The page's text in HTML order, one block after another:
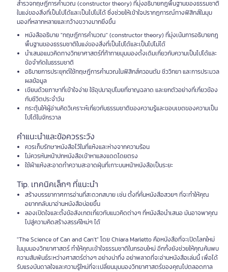
สำรวจทฤษฎีการคำนวณ (constructor theory) ที่มุ่งอธิบายกฎพื้นฐานของธรรมชาติ
ในแง่ของสิ่งที่เป็นไปได้และเป็นไปไม่ได้ ซึ่งช่วยให้เข้าใจปรากฏการณ์ทางฟิสิกส์ในมุม
มองที่หลากหลายและกว้างขวางมากยิ่งขึ้น
หนังสืออธิบาย "ทฤษฎีการคำนวณ" (constructor theory) ที่มุ่งเน้นการอธิบายกฎ
พื้นฐานของธรรมชาติในแง่ของสิ่งที่เป็นไปได้และเป็นไปไม่ได้
นำเสนอแนวคิดทางวิทยาศาสตร์ที่ท้าทายมุมมองดั้งเดิมเกี่ยวกับความเป็นไปได้และ
ข้อจำกัดในธรรมชาติ
อธิบายการประยุกต์ใช้ทฤษฎีการคำนวณในฟิสิกส์ควอนตัม ชีววิทยา และการประมวล
ผลข้อมูล
เขียนด้วยภาษาที่เข้าใจง่าย ใช้อุปมาอุปไมยที่ชาญฉลาด และยกตัวอย่างที่เกี่ยวข้อง
กับชีวิตประจำวัน
กระตุ้นให้ผู้อ่านคิดวิเคราะห์เกี่ยวกับธรรมชาติของความรู้และขอบเขตของความเป็น
ไปได้ในจักรวาล
คำแนะนำและข้อควรระวัง
ควรเก็บรักษาหนังสือไว้ในที่แห้งและห่างจากความร้อน
ไม่ควรหันหน้าปกหนังสือเข้าหาแสงแดดโดยตรง
ใช้ผ้าแห้งสะอาดทำความสะอาดฝุ่นที่เกาะบนหน้าหนังสือเป็นระยะ
Tip. เทคนิคเล็กๆ ที่แนะนำ
สร้างบรรยากาศการอ่านที่สะดวกสบาย เช่น ตั้งที่คั่นหนังสือสวยๆ ที่จะทำให้คุณ
อยากกลับมาอ่านหนังสือบ่อยขึ้น
ลองเปิดใจและตั้งข้อสังเกตเกี่ยวกับแนวคิดต่างๆ ที่หนังสือนำเสนอ มันอาจพาคุณ
ไปสู่ความคิดสร้างสรรค์ใหม่ๆ ได้
"The Science of Can and Can't" โดย Chiara Marletto คือหนังสือที่จะเปิดโลกใหม่
ในมุมมองวิทยาศาสตร์ ทำให้คุณเข้าใจธรรมชาติในกรอบใหม่ อีกทั้งยังช่วยให้คุณค้นพบ
ความสัมพันธ์ระหว่างศาสตร์ต่างๆ อย่างน่าทึ่ง อย่าพลาดที่จะอ่านหนังสือเล่มนี้ เพื่อได้
รับแรงบันดาลใจและความรู้ใหม่ที่จะเปลี่ยนมุมมองวิทยาศาสตร์ของคุณไปตลอดกาล